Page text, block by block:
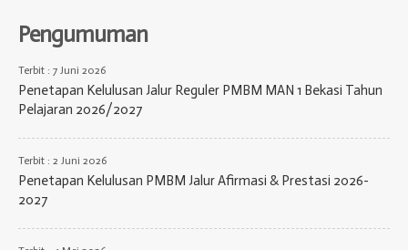
Pengumuman
Terbit : 7 Juni 2026
Penetapan Kelulusan Jalur Reguler PMBM MAN 1 Bekasi Tahun
Pelajaran 2026/2027
Terbit : 2 Juni 2026
Penetapan Kelulusan PMBM Jalur Afirmasi & Prestasi 2026-
2027